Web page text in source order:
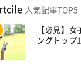
人気記事TOP5
【必見】
ングトップ